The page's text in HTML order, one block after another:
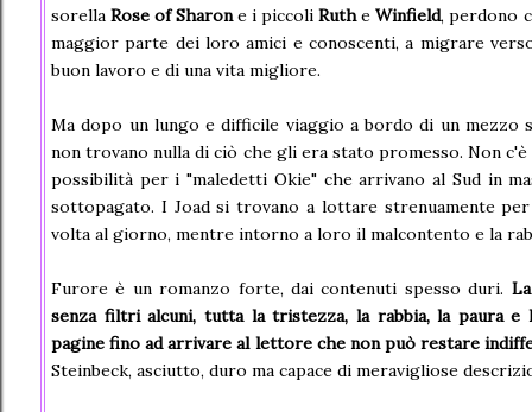
sorella Rose of Sharone i piccoli Ruthe Winfield, perdono
maggior parte dei loro amici e conoscenti, a migrare
buon lavoro e di una vita migliore.
Ma dopo un lungo e difficile viaggio a bordo di un mezzo
non trovano nulla di ciò che gli era stato promesso. Non
possibilità per i "maledetti Okie" che arrivano al Sud in
sottopagato. I Joad si trovano a lottare strenuamente
volta al giorno, mentre intorno a loro il malcontento e la
Furore è un romanzo forte, dai contenuti spesso duri.
senza filtri alcuni, tutta la tristezza, la rabbia, la paura e
pagine fino ad arrivare al lettore che non può restare
Steinbeck, asciutto, duro ma capace di meravigliose